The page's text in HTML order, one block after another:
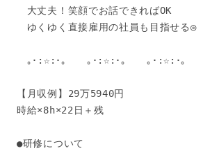
大丈夫！笑顔でお話できればOK
ゆくゆく直接雇用の社員も目指せる◎
｡･:☆:･｡　　｡･:☆:･｡　　｡･:☆:･｡
【月収例】29万5940円
時給×8h×22日＋残
●研修について